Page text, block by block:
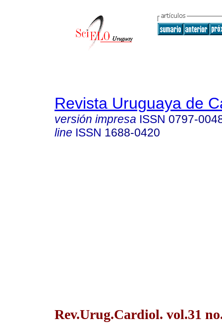
Revista Uruguaya de
versión impresa ISSN 0797-
line ISSN 1688-0420
Rev.Urug.Cardiol. vol.31